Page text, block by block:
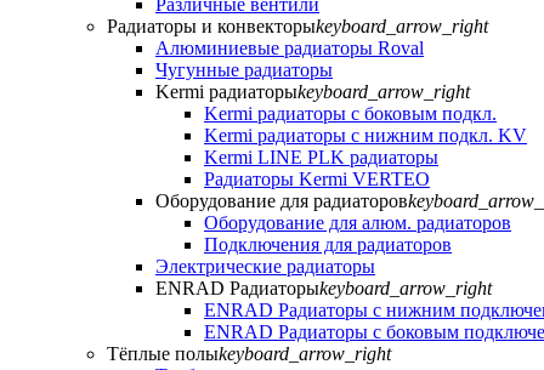
Различные вентили
Радиаторы и конвекторыkeyboard_arrow_right
Алюминиевые радиаторы Roval
Чугунные радиаторы
Kermi радиаторыkeyboard_arrow_right
Kermi радиаторы с боковым подкл.
Kermi радиаторы с нижним подкл. KV
Kermi LINE PLK радиаторы
Радиаторы Kermi VERTEO
Оборудование для радиаторов
Оборудование для алюм. радиаторов
Подключения для радиаторов
Электрические радиаторы
ENRAD Радиаторыkeyboard_arrow_right
ENRAD Радиаторы с нижним
ENRAD Радиаторы с боковым
Тёплые полыkeyboard_arrow_right